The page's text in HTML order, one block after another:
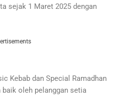
sejak 1 Maret 2025 dengan
Kebab dan Special Ramadhan
oleh pelanggan setia